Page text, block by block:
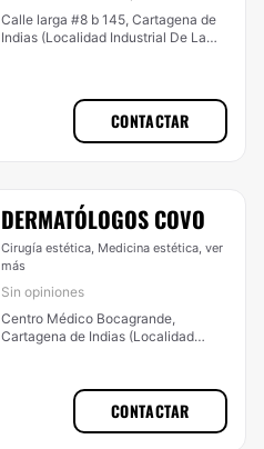
Calle larga #8 b 145, Cartagena de
Indias (Localidad Industrial De La
CONTACTAR
DERMATÓLOGOS COVO
Cirugía estética, Medicina estética, ver
más
Sin opiniones
Centro Médico Bocagrande,
Cartagena de Indias (Localidad
CONTACTAR